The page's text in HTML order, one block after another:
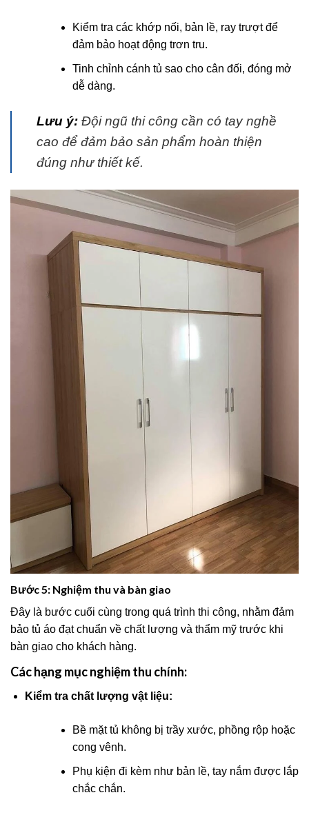
Kiểm tra các khớp nối, bản lề, ray trượt để
đảm bảo hoạt động trơn tru.
Tinh chỉnh cánh tủ sao cho cân đối, đóng mở
dễ dàng.
Lưu ý: Đội ngũ thi công cần có tay nghề
cao để đảm bảo sản phẩm hoàn thiện
đúng như thiết kế.
Bước 5: Nghiệm thu và bàn giao
Đây là bước cuối cùng trong quá trình thi công, nhằm đảm
bảo tủ áo đạt chuẩn về chất lượng và thẩm mỹ trước khi
bàn giao cho khách hàng.
Các hạng mục nghiệm thu chính:
Kiểm tra chất lượng vật liệu:
Bề mặt tủ không bị trầy xước, phồng rộp hoặc
cong vênh.
Phụ kiện đi kèm như bản lề, tay nắm được lắp
chắc chắn.